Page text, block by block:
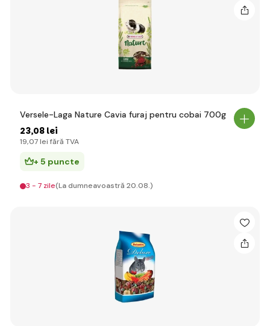
Versele-Laga Nature Cavia furaj pentru cobai 700g
23,08 lei
19,07 lei fără TVA
+ 5 puncte
3 - 7 zile(La dumneavoastră 20.08.)